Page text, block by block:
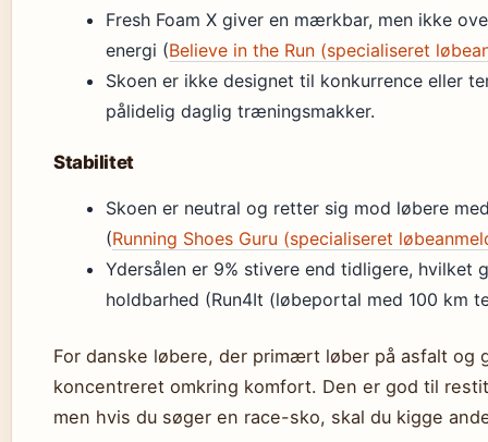
Fresh Foam X giver en mærkbar, men ikke
energi (Believe in the Run (specialiseret
Skoen er ikke designet til konkurrence eller
pålidelig daglig træningsmakker.
Stabilitet
Skoen er neutral og retter sig mod løbere
(Running Shoes Guru (specialiseret
Ydersålen er 9% stivere end tidligere, hvilket
holdbarhed (Run4It (løbeportal med 100 km
For danske løbere, der primært løber på asfalt og
koncentreret omkring komfort. Den er god til
men hvis du søger en race-sko, skal du kigge